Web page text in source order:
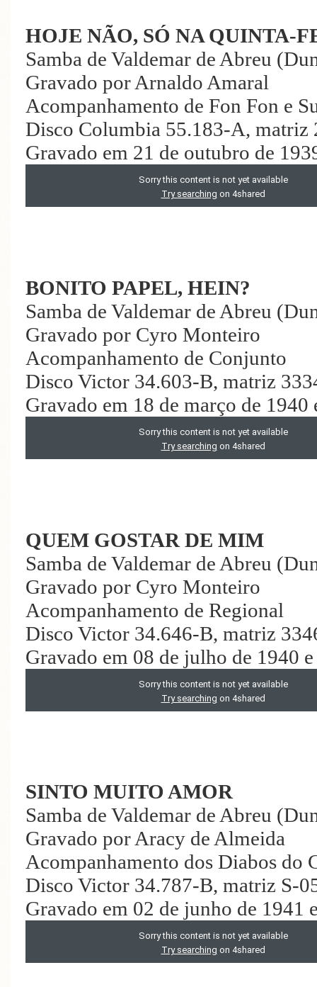
HOJE NÃO, SÓ NA QUINTA-
Samba de Valdemar de Abreu
Gravado por Arnaldo Amaral
Acompanhamento de Fon Fon e
Disco Columbia 55.183-A, matriz
Gravado em 21 de outubro de
BONITO PAPEL, HEIN?
Samba de Valdemar de Abreu
Gravado por Cyro Monteiro
Acompanhamento de Conjunto
Disco Victor 34.603-B, matriz
Gravado em 18 de março de 1940
QUEM GOSTAR DE MIM
Samba de Valdemar de Abreu
Gravado por Cyro Monteiro
Acompanhamento de Regional
Disco Victor 34.646-B, matriz
Gravado em 08 de julho de 1940
SINTO MUITO AMOR
Samba de Valdemar de Abreu
Gravado por Aracy de Almeida
Acompanhamento dos Diabos do
Disco Victor 34.787-B, matriz S-
Gravado em 02 de junho de 1941